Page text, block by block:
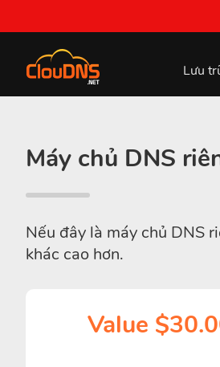
Lưu
Máy chủ DNS
Nếu đây là máy chủ DNS
khác cao hơn.
Value